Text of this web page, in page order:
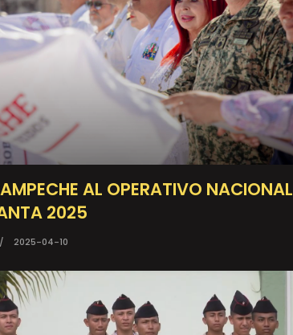
AL OPERATIVO NACIONAL
2025
2025-04-10